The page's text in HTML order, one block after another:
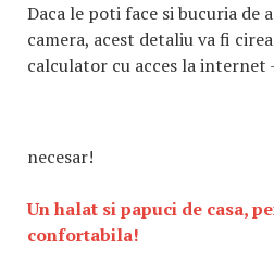
Daca le poti face si bucuria de
camera, acest detaliu va fi
calculator cu acces la internet
necesar!
Un halat si papuci de casa,
confortabila!